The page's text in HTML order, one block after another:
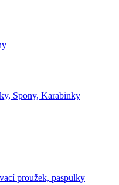
Spony, Karabinky
proužek, paspulky